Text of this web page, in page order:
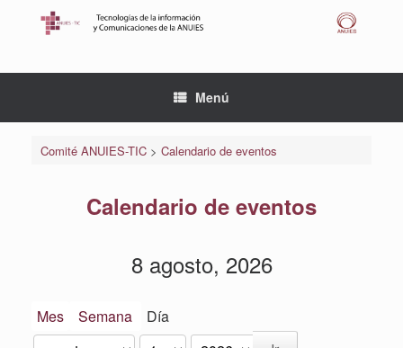
Menú
Comité ANUIES-TIC> Calendario de eventos
Calendario de eventos
8 agosto, 2026
Mes Semana Día